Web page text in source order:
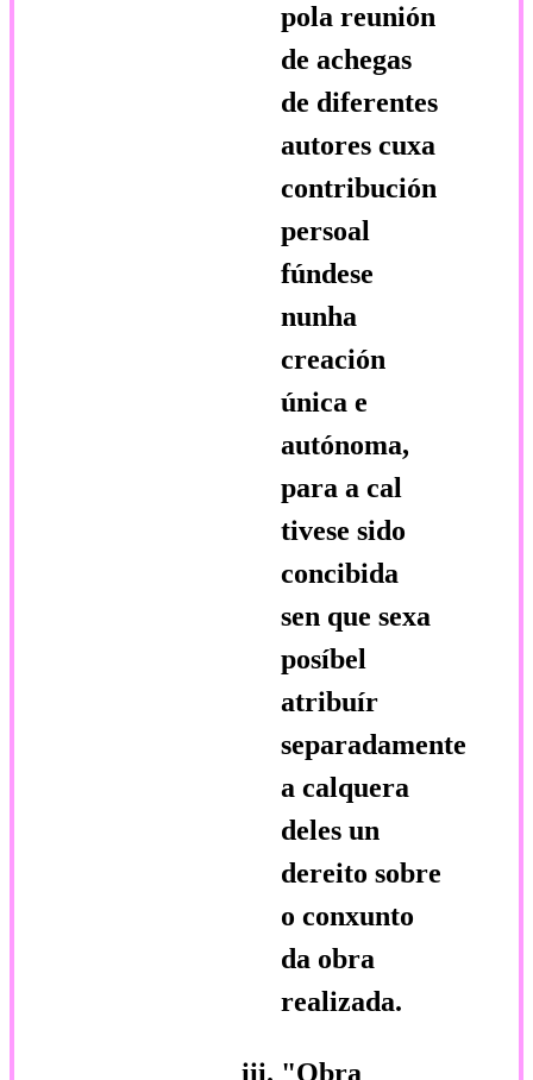
pola reunión
de achegas
de diferentes
autores cuxa
contribución
persoal
fúndese
nunha
creación
única e
autónoma,
para a cal
tivese sido
concibida
sen que sexa
posíbel
atribuír
separadamente
a calquera
deles un
dereito sobre
o conxunto
da obra
realizada.
"Obra